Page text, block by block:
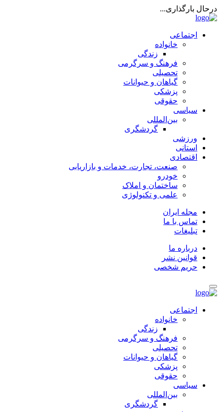
درحال بارگذاری...
اجتماعی
خانواده
زندگی
فرهنگ و سرگرمی
تحصیلی
گیاهان و حیوانات
پزشکی
حقوقی
سیاسی
بین‌المللی
گردشگری
ورزشی
استانی
اقتصادی
صنعت، تجارت، خدمات و بازاریابی
خودرو
ساختمان و املاک
علمی و تکنولوژی
مجله ایران
تماس با ما
تبلیغات
درباره ما
قوانین نشر
حریم شخصی
اجتماعی
خانواده
زندگی
فرهنگ و سرگرمی
تحصیلی
گیاهان و حیوانات
پزشکی
حقوقی
سیاسی
بین‌المللی
گردشگری